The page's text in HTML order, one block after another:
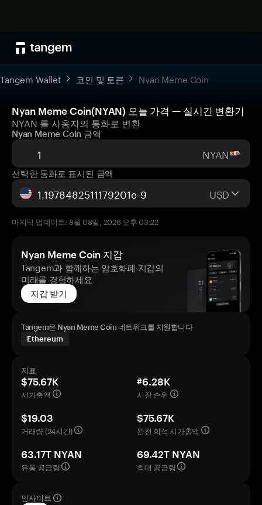
Tangem Wallet 코인 및 토큰 Nyan Meme Coin
Nyan Meme Coin(NYAN) 오늘 가격 — 실시간 변환기
NYAN 를 사용자의 통화로 변환
Nyan Meme Coin 금액
NYAN
선택한 통화로 표시된 금액
USD
마지막 업데이트: 8월 08일, 2026 오후 03:22
Nyan Meme Coin 지갑
Tangem과 함께하는 암호화폐 지갑의
미래를 경험하세요
지갑 받기
Tangem은 Nyan Meme Coin 네트워크를 지원합니다
Ethereum
지표
$75.67K
시가총액
#6.28K
시장 순위
$19.03
거래량 (24시간)
$75.67K
완전 희석 시가총액
63.17T NYAN
유통 공급량
69.42T NYAN
최대 공급량
인사이트